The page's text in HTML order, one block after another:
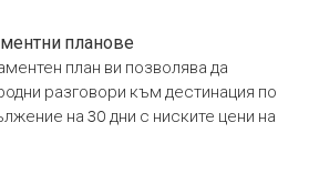
планове
план ви позволява да
разговори към дестинация по
на 30 дни с ниските цени на